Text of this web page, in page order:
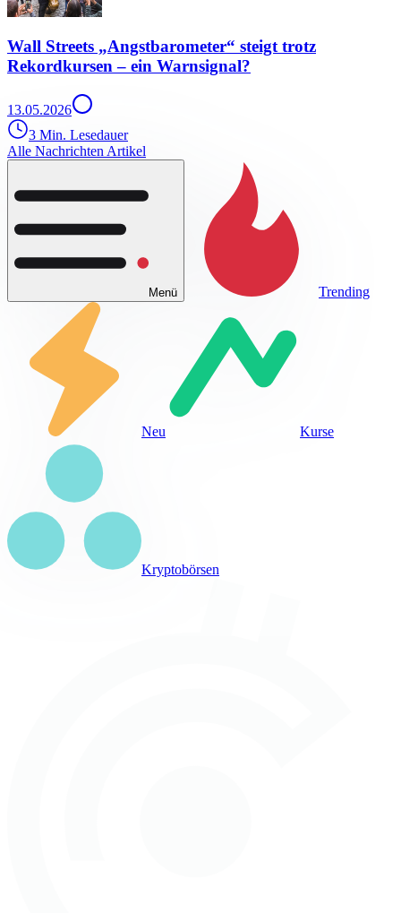
Wall Streets „Angstbarometer“ steigt trotz
Rekordkursen – ein Warnsignal?
13.05.2026
3 Min. Lesedauer
Alle Nachrichten Artikel
Menü Trending
Neu Kurse
Kryptobörsen